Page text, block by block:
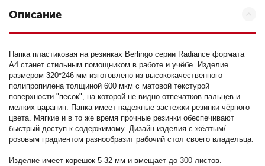
Описание
Папка пластиковая на резинках Berlingo серии Radiance формата
А4 станет стильным помощником в работе и учёбе. Изделие
размером 320*246 мм изготовлено из высококачественного
полипропилена толщиной 600 мкм с матовой текстурой
поверхности "песок", на которой не видно отпечатков пальцев и
мелких царапин. Папка имеет надежные застежки-резинки чёрного
цвета. Мягкие и в то же время прочные резинки обеспечивают
быстрый доступ к содержимому. Дизайн изделия с жёлтым/
розовым градиентом разнообразит рабочий стол своего владельца.
Изделие имеет корешок 5-32 мм и вмещает до 300 листов.